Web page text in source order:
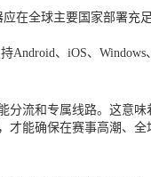
在全球主要国家部署充
、iOS、
分流和专属线路。这意
能确保在赛事高潮、全